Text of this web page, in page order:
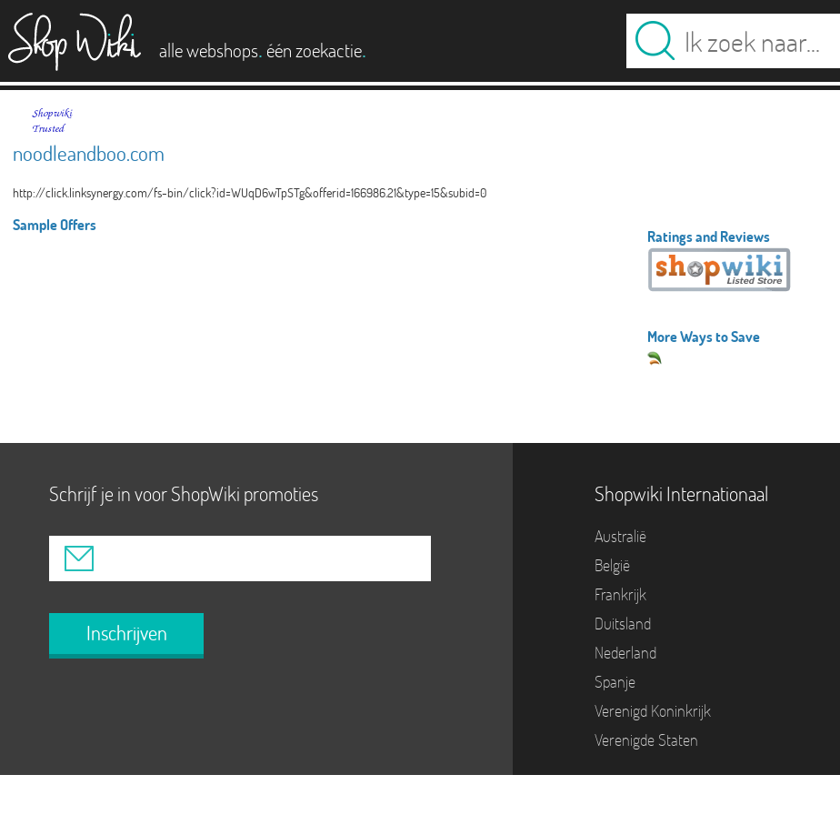
alle webshops. één zoekactie.
noodleandboo.com
http://click.linksynergy.com/fs-bin/click?id=WUqD6wTpSTg&offerid=166986.21&type=15&subid=0
Sample Offers
Ratings and Reviews
More Ways to Save
Schrijf je in voor ShopWiki promoties
Inschrijven
Shopwiki Internationaal
Australië
België
Frankrijk
Duitsland
Nederland
Spanje
Verenigd Koninkrijk
Verenigde Staten